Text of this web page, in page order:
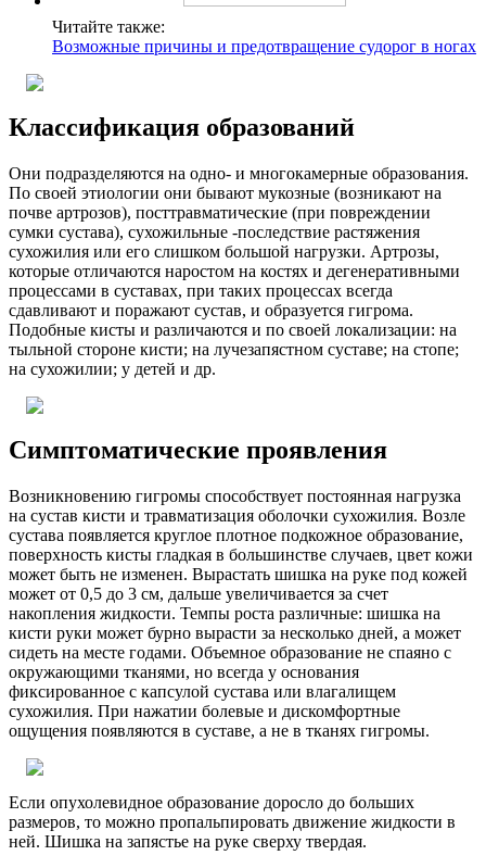
Читайте также:
Возможные причины и предотвращение судорог в ногах
Классификация образований
Они подразделяются на одно- и многокамерные образования.
По своей этиологии они бывают мукозные (возникают на
почве артрозов), посттравматические (при повреждении
сумки сустава), сухожильные -последствие растяжения
сухожилия или его слишком большой нагрузки. Артрозы,
которые отличаются наростом на костях и дегенеративными
процессами в суставах, при таких процессах всегда
сдавливают и поражают сустав, и образуется гигрома.
Подобные кисты и различаются и по своей локализации: на
тыльной стороне кисти; на лучезапястном суставе; на стопе;
на сухожилии; у детей и др.
Симптоматические проявления
Возникновению гигромы способствует постоянная нагрузка
на сустав кисти и травматизация оболочки сухожилия. Возле
сустава появляется круглое плотное подкожное образование,
поверхность кисты гладкая в большинстве случаев, цвет кожи
может быть не изменен. Вырастать шишка на руке под кожей
может от 0,5 до 3 см, дальше увеличивается за счет
накопления жидкости. Темпы роста различные: шишка на
кисти руки может бурно вырасти за несколько дней, а может
сидеть на месте годами. Объемное образование не спаяно с
окружающими тканями, но всегда у основания
фиксированное с капсулой сустава или влагалищем
сухожилия. При нажатии болевые и дискомфортные
ощущения появляются в суставе, а не в тканях гигромы.
Если опухолевидное образование доросло до больших
размеров, то можно пропальпировать движение жидкости в
ней. Шишка на запястье на руке сверху твердая.